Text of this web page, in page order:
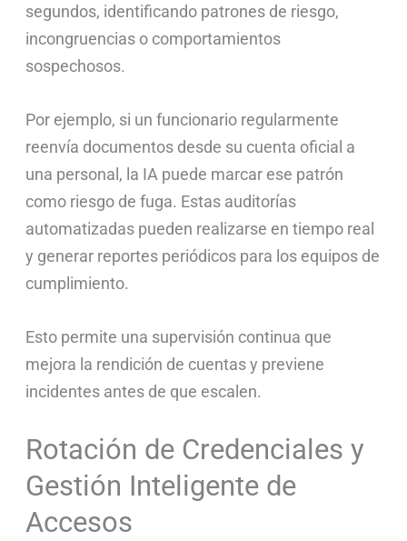
segundos, identificando patrones de riesgo,
incongruencias o comportamientos
sospechosos.
Por ejemplo, si un funcionario regularmente
reenvía documentos desde su cuenta oficial a
una personal, la IA puede marcar ese patrón
como riesgo de fuga. Estas auditorías
automatizadas pueden realizarse en tiempo real
y generar reportes periódicos para los equipos de
cumplimiento.
Esto permite una supervisión continua que
mejora la rendición de cuentas y previene
incidentes antes de que escalen.
Rotación de Credenciales y
Gestión Inteligente de
Accesos